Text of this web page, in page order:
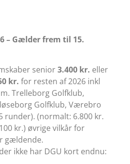
– Gælder frem til 15.
senior3.400 kr. eller
kr. for resten af 2026 inkl
Trelleborg Golfklub,
Golfklub, Værebro
runder). (normalt: 6.800 kr.
kr.) øvrige vilkår for
gældende.
ikke har DGU kort endnu: